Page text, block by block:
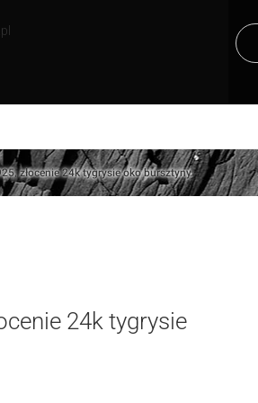
złocenie 24k tygrysie oko bursztyny
24k tygrysie